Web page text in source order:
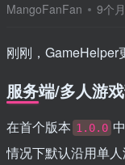
MangoFanFan 9个
刚刚，GameHelper
服务端/多人游
在首个版本 1.0.0
情况下默认沿用单